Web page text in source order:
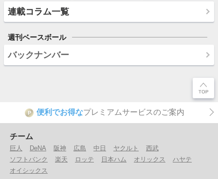
連載コラム一覧
週刊ベースボール
バックナンバー
P 便利でお得なプレミアムサービスのご案内
チーム
巨人 DeNA 阪神 広島 中日 ヤクルト
西武
ソフトバンク
楽天 ロッテ 日本ハム オリックス
ハヤテ
オイシックス